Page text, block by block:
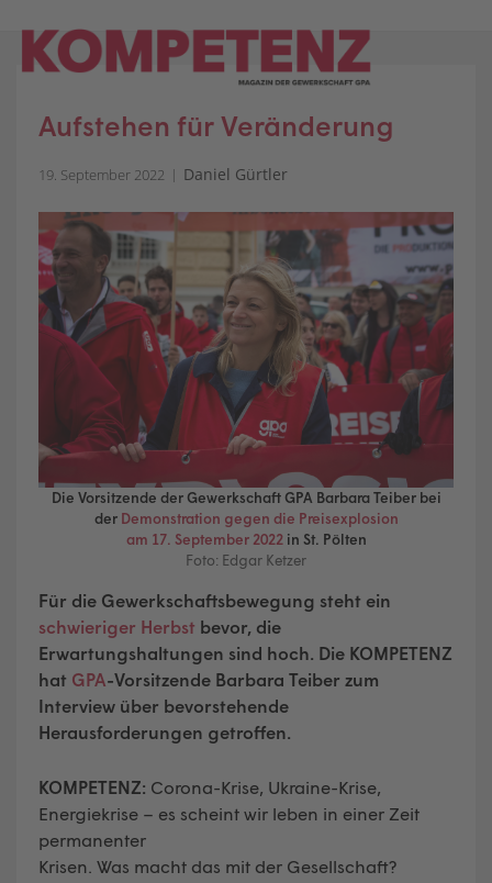
content
Aufstehen für Veränderung
19. September 2022 Daniel Gürtler
Die Vorsitzende der Gewerkschaft GPA Barbara Teiber bei
der Demonstration gegen die Preisexplosion
am 17. September 2022in St. Pölten
Foto: Edgar Ketzer
Für die Gewerkschaftsbewegung steht ein
schwieriger Herbst bevor, die
Erwartungshaltungen sind hoch. Die KOMPETENZ
hat GPA-Vorsitzende Barbara Teiber zum
Interview über bevorstehende
Herausforderungen getroffen.
KOMPETENZ: Corona-Krise, Ukraine-Krise,
Energiekrise – es scheint wir leben in einer Zeit
permanenter
Krisen. Was macht das mit der Gesellschaft?